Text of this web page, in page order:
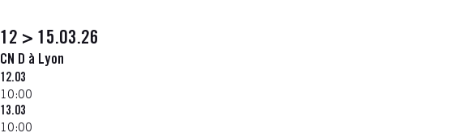
12 > 15.03.26
CN D à Lyon
12.03
10:00
13.03
10:00